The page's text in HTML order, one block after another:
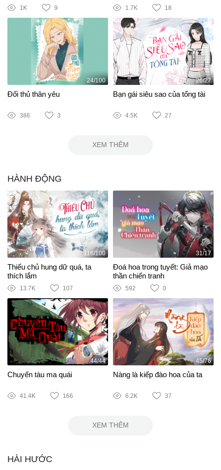
1K 9 1.7K 18
24/100
Đối thủ thân yêu
386 3
26/27
Bạn gái siêu sao của tổng tài
4.5K 27
XEM THÊM
HÀNH ĐỘNG
116/100
Thiếu chủ hung dữ quá, ta
thích lắm
13.7K 107
31/17
Đoá hoa trong tuyết: Giả mạo
thần chiến tranh
592 0
44/44
Chuyến tàu ma quái
41.4K 166
45/76
Nàng là kiếp đào hoa của ta
6.2K 37
XEM THÊM
HÀI HƯỚC